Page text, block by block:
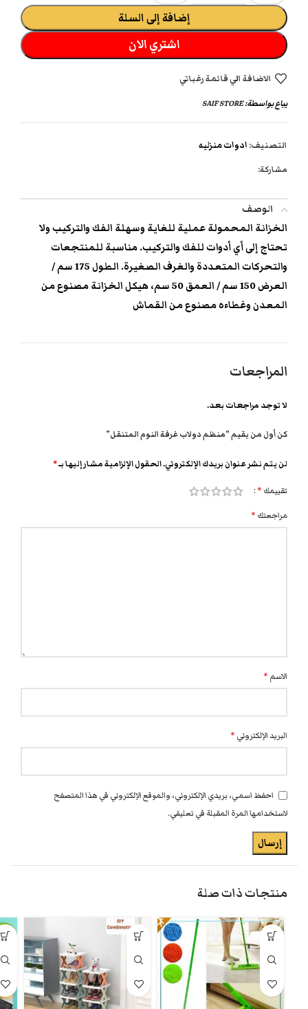
إضافة إلى السلة
اشتري الان
الاضافة الي قائمة رغباتي
يباع بواسطة:SAIF STORE
التصنيف: ادوات منزليه
مشاركة:
الوصف
الخزانة المحمولة عملية للغاية وسهلة الفك والتركيب ولا
تحتاج إلى أي أدوات للفك والتركيب. مناسبة للمنتجعات
والتحركات المتعددة والغرف الصغيرة. الطول 175 سم /
العرض 150 سم / العمق 50 سم، هيكل الخزانة مصنوع من
المعدن وغطاءه مصنوع من القماش
المراجعات
لا توجد مراجعات بعد.
كن أول من يقيم “منظم دولاب غرفة النوم المتنقل”
لن يتم نشر عنوان بريدك الإلكتروني.الحقول الإلزامية مشار إليها بـ*
تقييمك *
مراجعتك *
الاسم *
البريد الإلكتروني *
احفظ اسمي، بريدي الإلكتروني، والموقع الإلكتروني في هذا المتصفح
لاستخدامها المرة المقبلة في تعليقي.
منتجات ذات صلة